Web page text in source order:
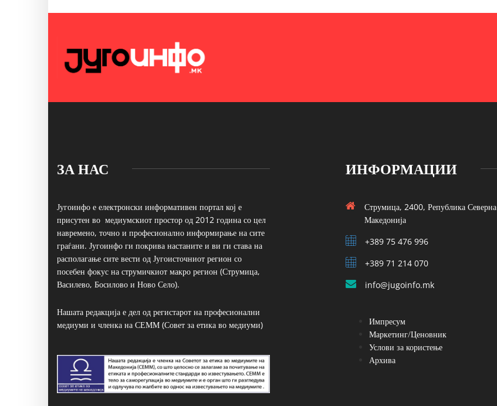
ЗА НАС
Југоинфо е електронски информативен портал кој е
присутен во медиумскиот простор од 2012 година со цел
навремено, точно и професионално информирање на сите
граѓани. Југоинфо ги покрива настаните и ви ги става на
располагање сите вести од Југоисточниот регион со
посебен фокус на струмичкиот макро регион (Струмица,
Василево, Босилово и Ново Село).
Нашата редакција е дел од регистарот на професионални
медиуми и членка на СЕММ (Совет за етика во медиуми)
ИНФОРМАЦИИ
Струмица, 2400, Република Северна
Македонија
+389 75 476 996
+389 71 214 070
info@jugoinfo.mk
Импресум
Маркетинг/Ценовник
Услови за користење
Архива